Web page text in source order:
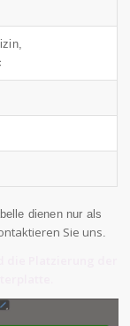
dienen nur als
Sie uns.